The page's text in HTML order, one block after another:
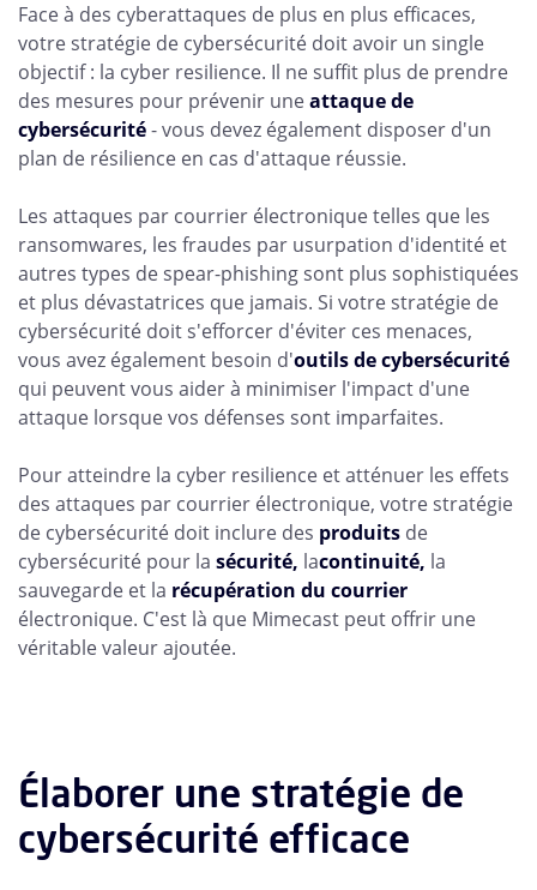
Face à des cyberattaques de plus en plus efficaces,
votre stratégie de cybersécurité doit avoir un single
objectif : la cyber resilience. Il ne suffit plus de prendre
des mesures pour prévenir uneattaque de
cybersécurité- vous devez également disposer d'un
plan de résilience en cas d'attaque réussie.
Les attaques par courrier électronique telles que les
ransomwares, les fraudes par usurpation d'identité et
autres types de spear-phishing sont plus sophistiquées
et plus dévastatrices que jamais. Si votre stratégie de
cybersécurité doit s'efforcer d'éviter ces menaces,
vous avez également besoin d'outils de cybersécurité
qui peuvent vous aider à minimiser l'impact d'une
attaque lorsque vos défenses sont imparfaites.
Pour atteindre la cyber resilience et atténuer les effets
des attaques par courrier électronique, votre stratégie
de cybersécurité doit inclure des produits de
cybersécurité pour la sécurité, lacontinuité, la
sauvegarde et la récupération du courrier
électronique. C'est là que Mimecast peut offrir une
véritable valeur ajoutée.
Élaborer une stratégie de
cybersécurité efficace